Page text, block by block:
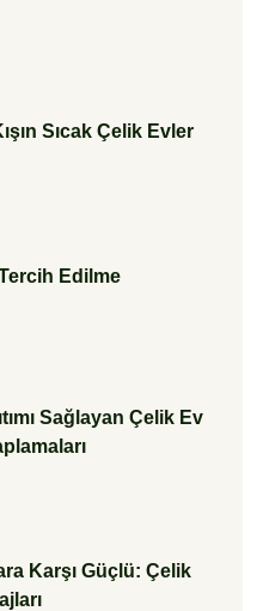
Sıcak Çelik Evler
Edilme
Sağlayan Çelik Ev
Karşı Güçlü: Çelik